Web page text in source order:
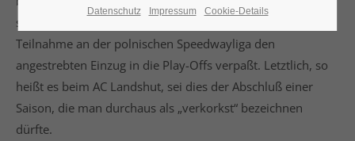
sonst, hat die Mannschaft doch erstmals seit ihrer
Teilnahme an der polnischen Speedwayliga den
angestrebten Einzug in die Play-Offs verpaßt. Letztlich, so
heißt es beim AC Landshut, sei dies der Abschluß einer
Saison, die man durchaus als „verkorkst“ bezeichnen
dürfte.
Datenschutz Impressum Cookie-Details